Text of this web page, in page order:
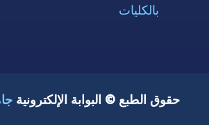
بالكليات
حقوق الطبع © البوابة الإلكترونية